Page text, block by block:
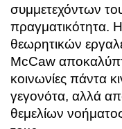
συμμετεχόντων
πραγματικότητα.
θεωρητικών
McCaw
κοινωνίες πάντα
γεγονότα, αλλά
θεμελίων